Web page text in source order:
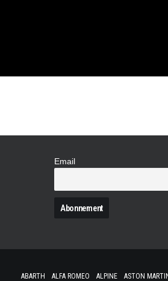
Email
ABARTH ALFA ROMEO ALPINE ASTON